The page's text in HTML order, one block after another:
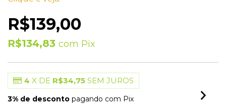
R$139,00
R$134,83 com Pix
4 X DE R$34,75 SEM JUROS
3% de desconto pagando com Pix